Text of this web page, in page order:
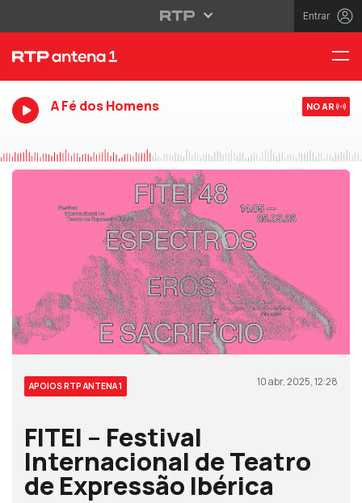
Entrar
A Fé dos Homens NO AR
APOIOS RTP ANTENA 1 10 abr, 2025, 12:28
FITEI – Festival
Internacional de Teatro
de Expressão Ibérica